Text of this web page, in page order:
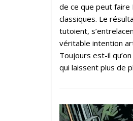
de ce que peut faire
classiques. Le
tutoient,
véritable intention
Toujours est-il
qui laissent plus de